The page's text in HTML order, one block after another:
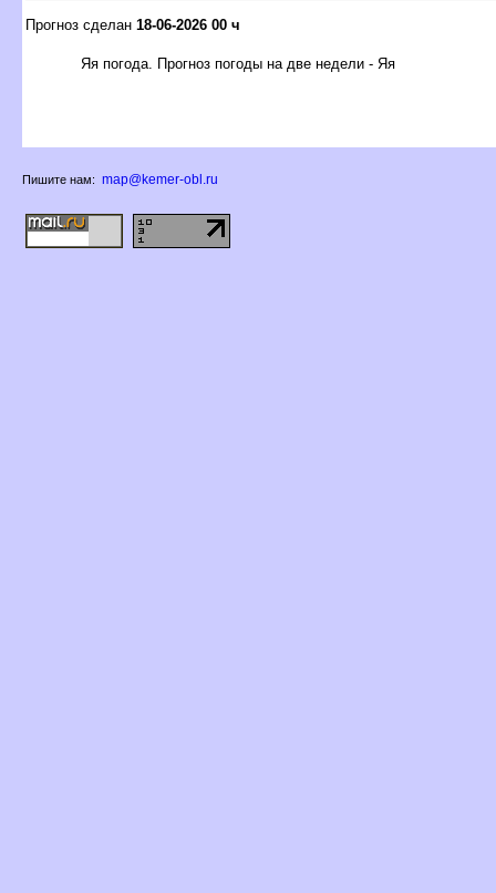
Прогноз сделан 18-06-2026 00 ч
Яя погода. Прогноз погоды на две недели - Яя
Пишите нам: map@kemer-obl.ru